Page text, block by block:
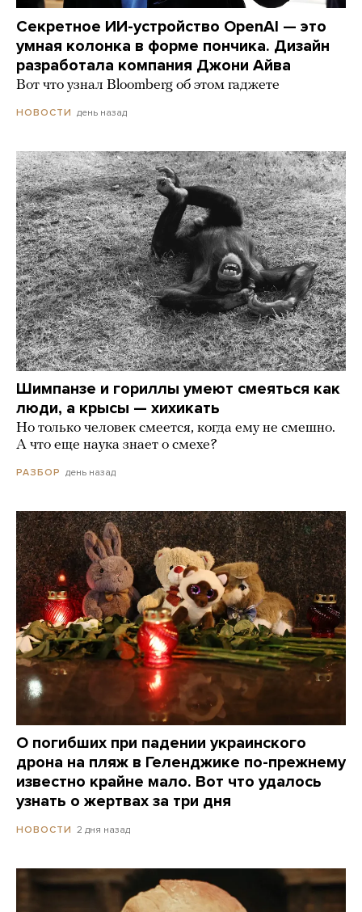
Секретное ИИ-устройство OpenAI — это
умная колонка в форме пончика. Дизайн
разработала компания Джони Айва
Вот что узнал Bloomberg об этом гаджете
НОВОСТИ день назад
Шимпанзе и гориллы умеют смеяться как
люди, а крысы — хихикать
Но только человек смеется, когда ему не смешно.
А что еще наука знает о смехе?
РАЗБОР день назад
О погибших при падении украинского
дрона на пляж в Геленджике по-прежнему
известно крайне мало. Вот что удалось
узнать о жертвах за три дня
НОВОСТИ 2 дня назад